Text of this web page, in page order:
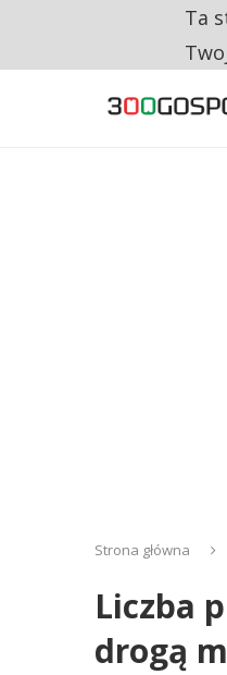
Strona główna
Liczba
drogą
Ta